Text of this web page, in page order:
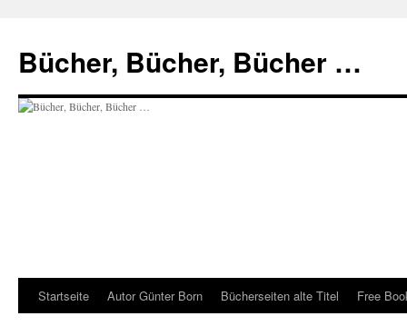
springen
Bücher, Bücher, Bücher …
Startseite Autor Günter Born Bücherseiten alte Titel Free